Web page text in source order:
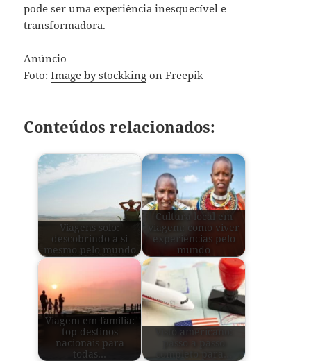
pode ser uma experiência inesquecível e
transformadora.
Anúncio
Foto:Image by stockking on Freepik
Conteúdos relacionados:
Viagens solo:
descobrindo a si
mesmo pelo mundo
Cultura local em
viagem: como viver
experiências pelo
mundo
Viagem em família:
top destinos
nacionais para
todas…
Visto americano:
completo para…